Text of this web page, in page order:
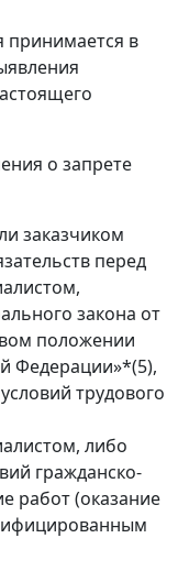
принимается в
о запрете
заказчиком
перед
закона от
положении
Федерации»*(5),
трудового
либо
гражданско-
работ (оказание